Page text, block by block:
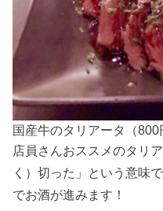
国産牛のタリアータ（800
店員さんおススメのタリ
く）切った」という意味
でお酒が進みます！